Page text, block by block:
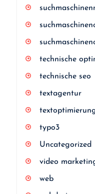
technische
technische seo
textagentur
typo3
Uncategorized
video
web